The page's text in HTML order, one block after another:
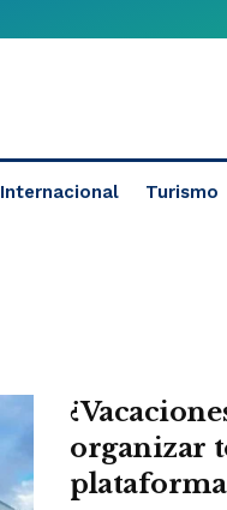
Internacional Turismo
organizar
plataforma